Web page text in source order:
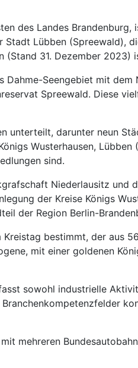
des Landes
Lübben (Spreewald),
(Stand 31. Dezember
Seengebiet mit
Spreewald. Diese
unterteilt, darunter neun
Wusterhausen,
sind.
Niederlausitz und
der Kreise Königs
der Region Berlin-
bestimmt, der aus
mit einer goldenen
sowohl industrielle
mehreren